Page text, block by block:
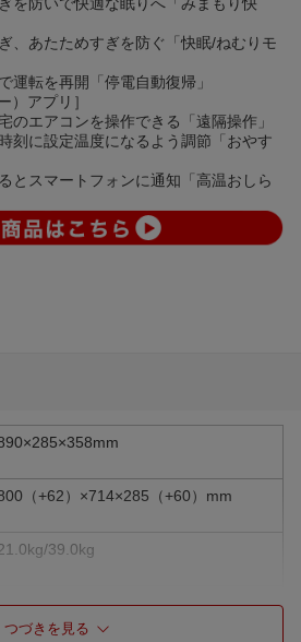
防いで快適な眠りへ「みまもり快
あたためすぎを防ぐ「快眠/ねむりモ
転を再開「停電自動復帰」
アプリ］
エアコンを操作できる「遠隔操作」
に設定温度になるよう調節「おやす
スマートフォンに通知「高温おしら
（+62）×714×285（+60）mm
39.0kg
もに14畳用
4.0kW
つづきを見る